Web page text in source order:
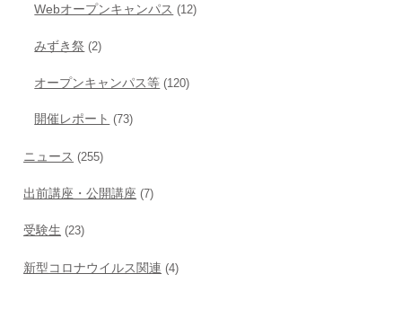
Webオープンキャンパス (12)
みずき祭 (2)
オープンキャンパス等 (120)
開催レポート (73)
ニュース (255)
出前講座・公開講座 (7)
受験生 (23)
新型コロナウイルス関連 (4)